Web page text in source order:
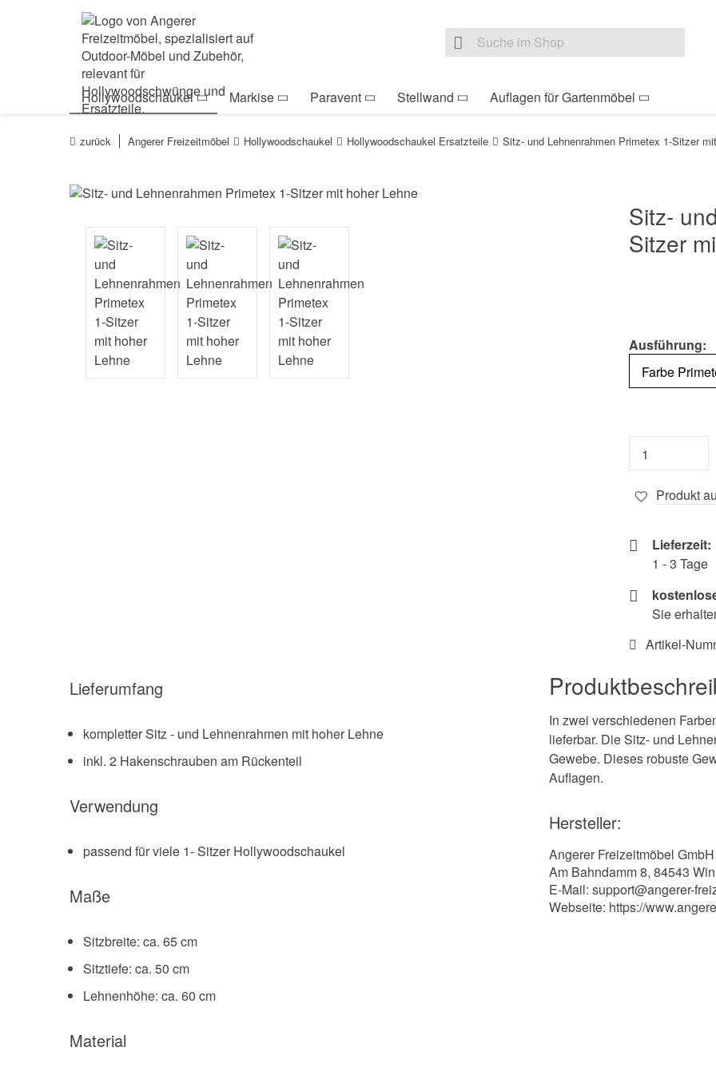
Zur Navigation springen
Suche nach
Hollywoodschaukel Markise Paravent Stellwand Auflagen für Gartenmöbel
zurück Angerer Freizeitmöbel Hollywoodschaukel Hollywoodschaukel Ersatzteile Sitz- und Lehnenrahmen Primetex 1-Sitzer
Sitz-
Sitzer
Ausführung:
Produkt
Lieferzeit:
1 - 3 Tage
Sie
Artikel-
Lieferumfang
kompletter Sitz - und Lehnenrahmen mit hoher Lehne
inkl. 2 Hakenschrauben am Rückenteil
Verwendung
passend für viele 1- Sitzer Hollywoodschaukel
Maße
Sitzbreite: ca. 65 cm
Sitztiefe: ca. 50 cm
Lehnenhöhe: ca. 60 cm
Material
In zwei verschiedenen
lieferbar. Die Sitz- und
Gewebe. Dieses robuste
Auflagen.
Hersteller:
Angerer Freizeitmöbel GmbH
Am Bahndamm 8, 84543
E-Mail: support@angerer-
Webseite: https://